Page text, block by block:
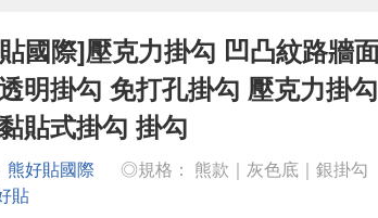
國際]壓克力掛勾 凹凸紋路牆
明掛勾 免打孔掛勾 壓克力掛
貼式掛勾 掛勾
熊好貼國際 ◎規格： 熊款｜灰色底｜銀掛勾
貼